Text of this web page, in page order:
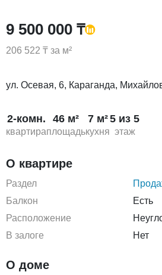
9 500 000 ₸
206 522 ₸ за м²
ул. Осевая, 6, Караганда,
2-комн.
квартира
46 м²
площадь
7 м²
кухня
5 из 5
этаж
О квартире
Раздел
Балкон
Есть
Расположение
В залоге
Нет
О доме